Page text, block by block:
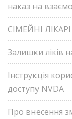
наказ на
СІМЕЙНІ
Залишки ліків
Інструкція
доступу NVDA
Про внесення